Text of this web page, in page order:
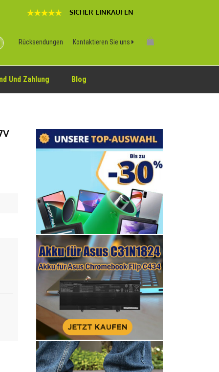
SICHER EINKAUFEN
Rücksendungen Kontaktieren Sie uns
Und Zahlung Blog